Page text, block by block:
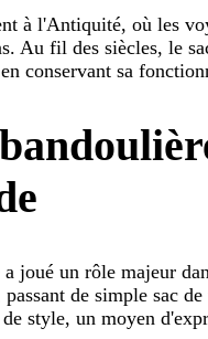
à l'Antiquité, où les
Au fil des siècles, le
conservant sa
a joué un rôle majeur
de simple sac
style, un moyen